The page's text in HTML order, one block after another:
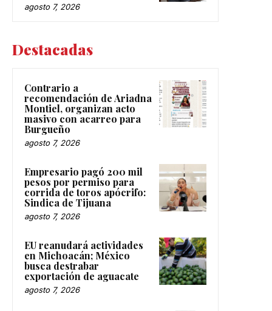
agosto 7, 2026
Destacadas
Contrario a
recomendación de Ariadna
Montiel, organizan acto
masivo con acarreo para
Burgueño
agosto 7, 2026
Empresario pagó 200 mil
pesos por permiso para
corrida de toros apócrifo:
Sindica de Tijuana
agosto 7, 2026
EU reanudará actividades
en Michoacán; México
busca destrabar
exportación de aguacate
agosto 7, 2026